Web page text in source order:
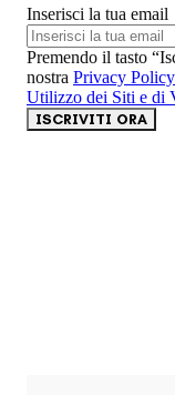
Inserisci la tua email
Premendo il tasto
nostra Privacy Policy
Utilizzo dei Siti e di
ISCRIVITI ORA